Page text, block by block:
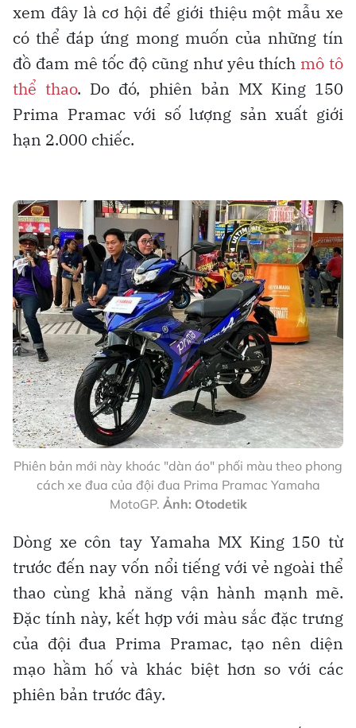
xem đây là cơ hội để giới thiệu một mẫu xe
có thể đáp ứng mong muốn của những tín
đồ đam mê tốc độ cũng như yêu thích mô tô
thể thao. Do đó, phiên bản MX King 150
Prima Pramac với số lượng sản xuất giới
hạn 2.000 chiếc.
Phiên bản mới này khoác "dàn áo" phối màu theo phong
cách xe đua của đội đua Prima Pramac Yamaha
MotoGP. Ảnh: Otodetik
Dòng xe côn tay Yamaha MX King 150 từ
trước đến nay vốn nổi tiếng với vẻ ngoài thể
thao cùng khả năng vận hành mạnh mẽ.
Đặc tính này, kết hợp với màu sắc đặc trưng
của đội đua Prima Pramac, tạo nên diện
mạo hầm hố và khác biệt hơn so với các
phiên bản trước đây.